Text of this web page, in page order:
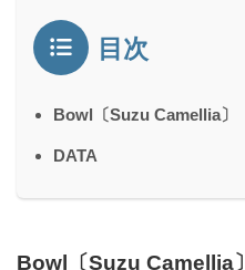
目次
Bowl〔Suzu Camellia〕
DATA
Bowl〔Suzu Camellia〕